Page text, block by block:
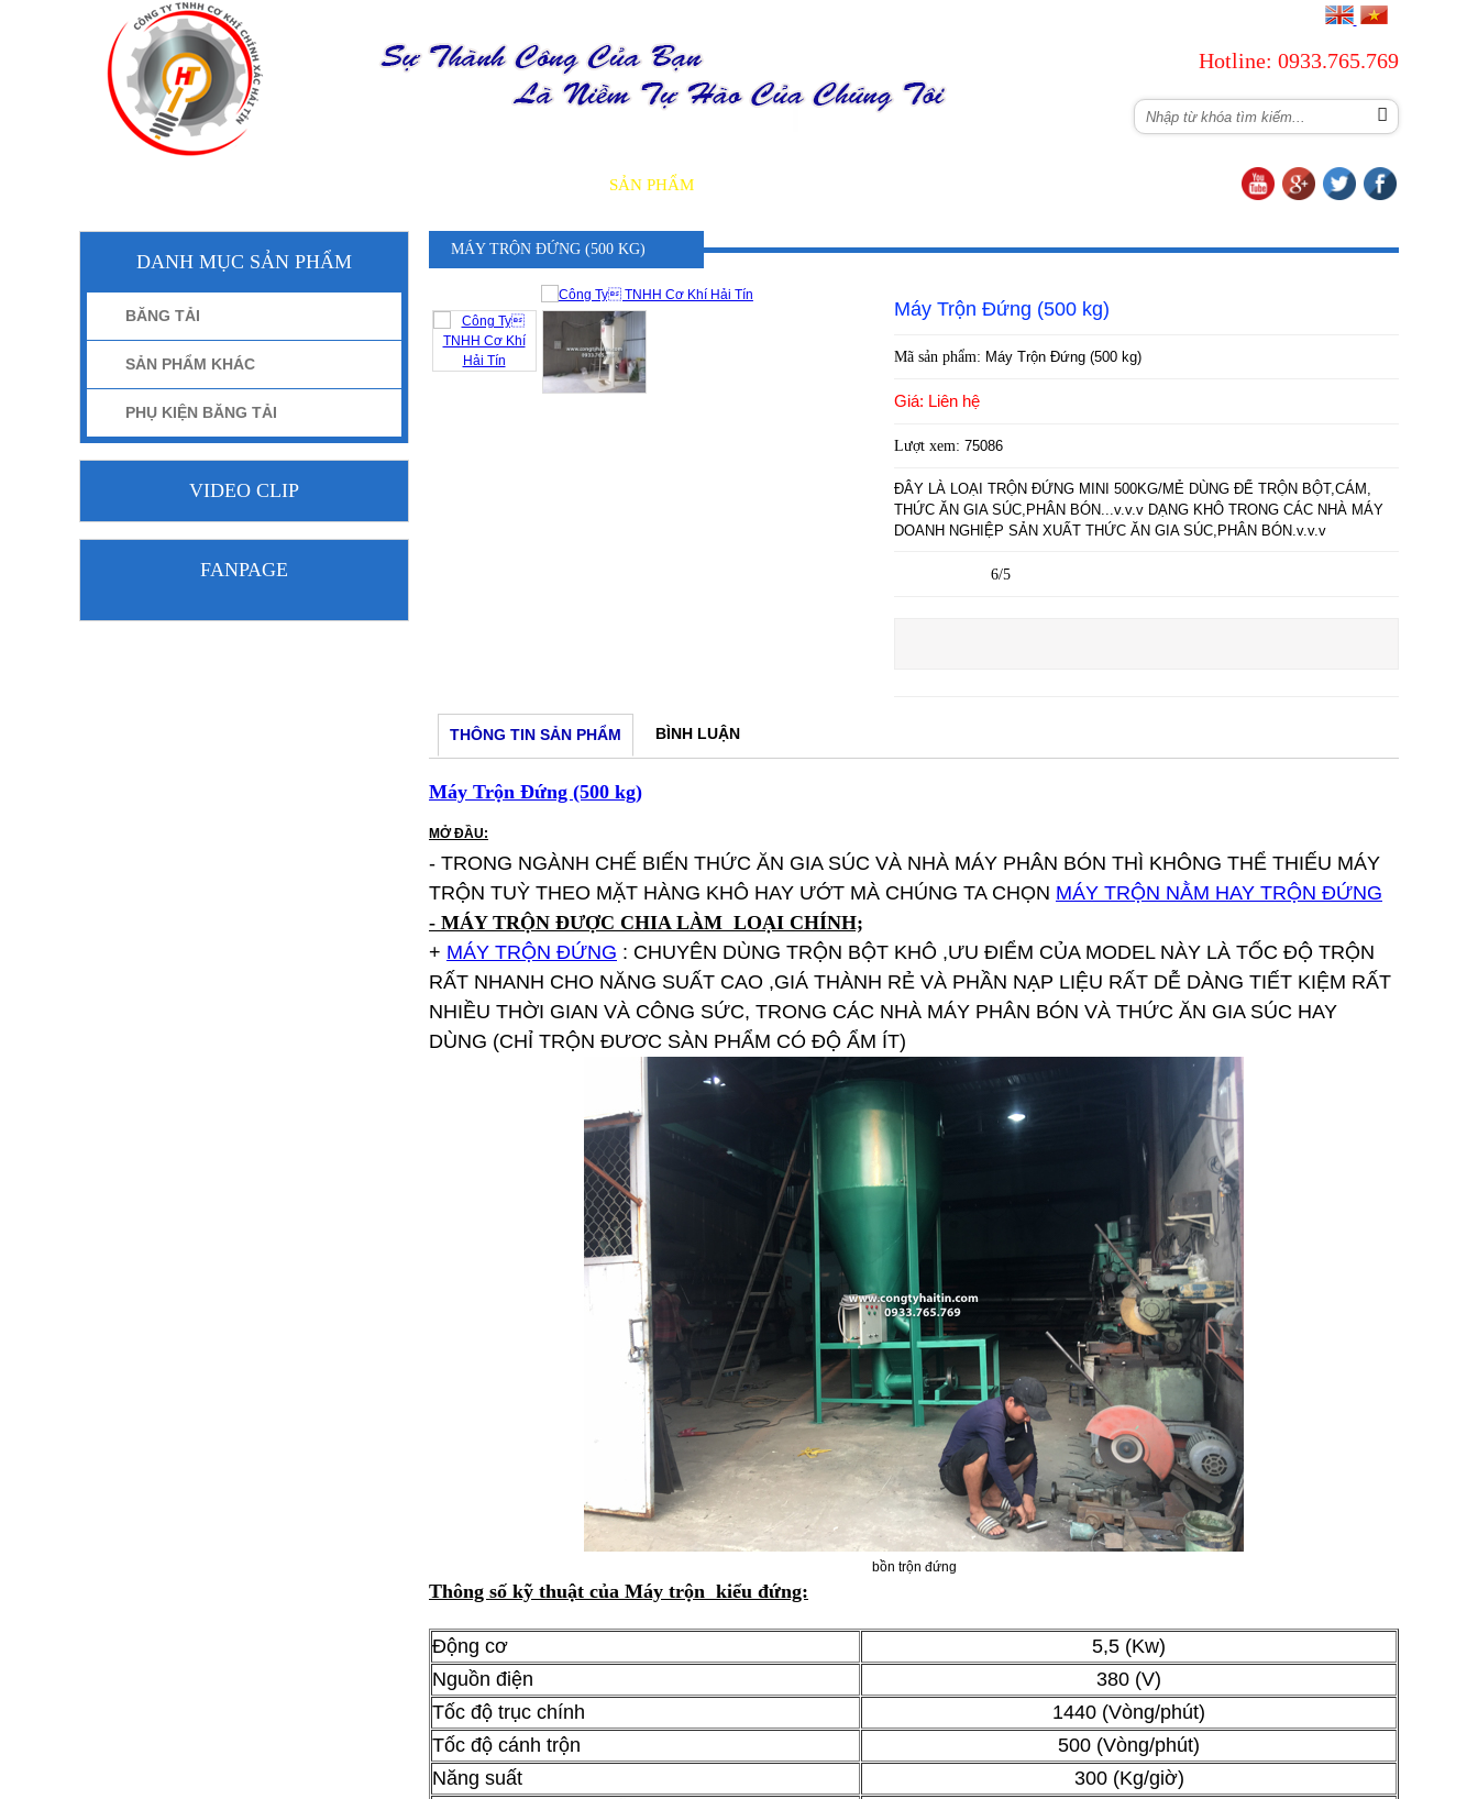
Hotline: 0933.765.769
SẢN PHẨM
MÁY TRỘN ĐỨNG (500 KG)
Máy Trộn Đứng (500 kg)
Mã sản phẩm: Máy Trộn Đứng (500 kg)
Giá: Liên hệ
Lượt xem: 75086
ĐÂY LÀ LOẠI TRỘN ĐỨNG MINI 500KG/MẺ DÙNG ĐỂ TRỘN BỘT,CÁM,
THỨC ĂN GIA SÚC,PHÂN BÓN...v.v.v DẠNG KHÔ TRONG CÁC NHÀ MÁY
DOANH NGHIỆP SẢN XUẤT THỨC ĂN GIA SÚC,PHÂN BÓN.v.v.v
6/5
THÔNG TIN SẢN PHẨM BÌNH LUẬN
Máy Trộn Đứng (500 kg)
MỞ ĐẦU:
- TRONG NGÀNH CHẾ BIẾN THỨC ĂN GIA SÚC VÀ NHÀ MÁY PHÂN BÓN THÌ KHÔNG THỂ THIẾU MÁY
TRỘN TUỲ THEO MẶT HÀNG KHÔ HAY ƯỚT MÀ CHÚNG TA CHỌN MÁY TRỘN NẰM HAY TRỘN ĐỨNG
- MÁY TRỘN ĐƯỢC CHIA LÀM LOẠI CHÍNH;
+ MÁY TRỘN ĐỨNG : CHUYÊN DÙNG TRỘN BỘT KHÔ ,ƯU ĐIỂM CỦA MODEL NÀY LÀ TỐC ĐỘ TRỘN
RẤT NHANH CHO NĂNG SUẤT CAO ,GIÁ THÀNH RẺ VÀ PHẦN NẠP LIỆU RẤT DỄ DÀNG TIẾT KIỆM RẤT
NHIỀU THỜI GIAN VÀ CÔNG SỨC, TRONG CÁC NHÀ MÁY PHÂN BÓN VÀ THỨC ĂN GIA SÚC HAY
DÙNG (CHỈ TRỘN ĐƯƠC SÀN PHẨM CÓ ĐỘ ẨM ÍT)
bồn trộn đứng
Thông số kỹ thuật của Máy trộn kiểu đứng:
Động cơ
5,5 (Kw)
Nguồn điện
380 (V)
Tốc độ trục chính
1440 (Vòng/phút)
Tốc độ cánh trộn
500 (Vòng/phút)
Năng suất
300 (Kg/giờ)
DANH MỤC SẢN PHẨM
BĂNG TẢI
SẢN PHẨM KHÁC
PHỤ KIỆN BĂNG TẢI
VIDEO CLIP
FANPAGE